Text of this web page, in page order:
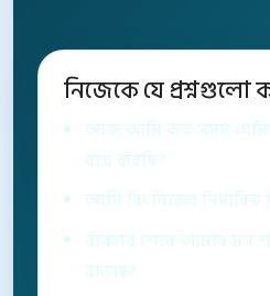
নিজেকে যে প্রশ্নগুলো
আজ আমি কত সময় গেমিং
ব্যয় করছি?
আমি কি নিজের নির্ধারিত
ব্যবহার শেষে আমার মন
বাড়ছে?